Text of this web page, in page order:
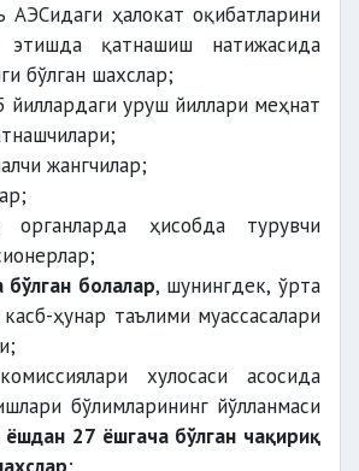
АЭСидаги ҳалокат оқибатларини
этишда қатнашиш натижасида
бўлган шахслар;
йиллардаги уруш йиллари меҳнат
жангчилар;
органларда ҳисобда турувчи
болалар, шунингдек, ўрта
ҳунар таълими муассасалари
хулосаси асосида
бўлимларининг йўлланмаси
ёшдан 27 ёшгача бўлган чақириқ